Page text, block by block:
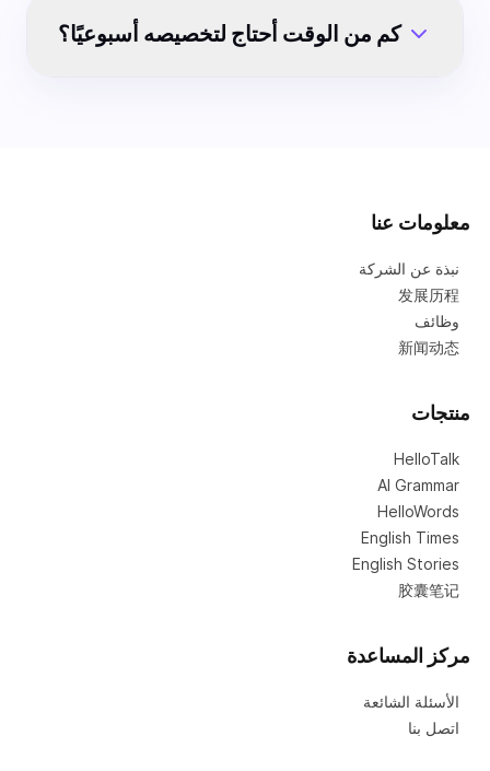
كم من الوقت أحتاج لتخصيصه أسبوعيًا؟
معلومات عنا
نبذة عن الشركة
发展历程
وظائف
新闻动态
منتجات
HelloTalk
AI Grammar
HelloWords
English Times
English Stories
胶囊笔记
مركز المساعدة
الأسئلة الشائعة
اتصل بنا